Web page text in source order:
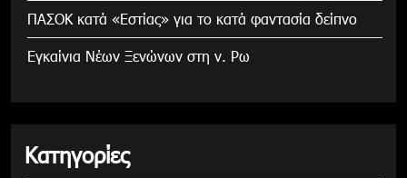
ΠΑΣΟΚ κατά «Εστίας» για το κατά φαντασία δείπνο
Εγκαίνια Νέων Ξενώνων στη ν. Ρω
Κατηγορίες